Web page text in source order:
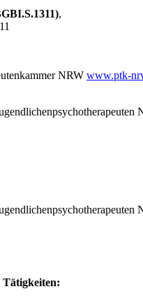
,
NRW www.ptk-
Tätigkeiten: